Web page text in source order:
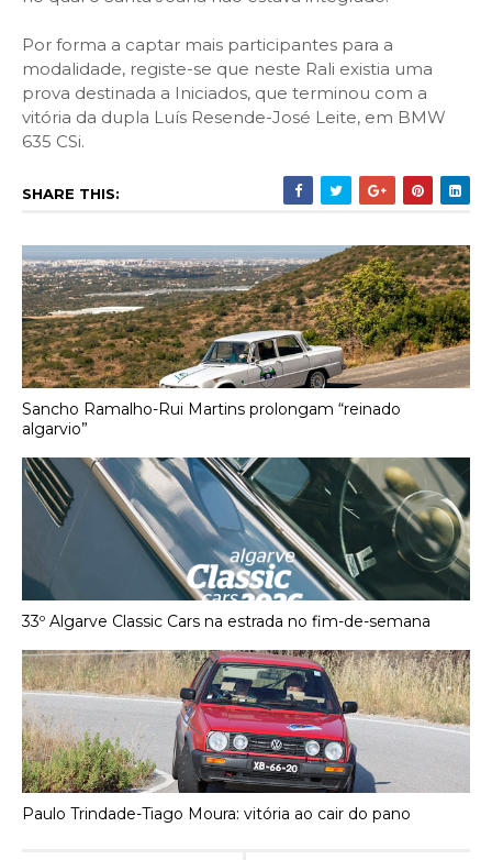
Por forma a captar mais participantes para a
modalidade, registe-se que neste Rali existia uma
prova destinada a Iniciados, que terminou com a
vitória da dupla Luís Resende-José Leite, em BMW
635 CSi.
SHARE THIS:
Sancho Ramalho-Rui Martins prolongam “reinado
algarvio”
33º Algarve Classic Cars na estrada no fim-de-semana
Paulo Trindade-Tiago Moura: vitória ao cair do pano